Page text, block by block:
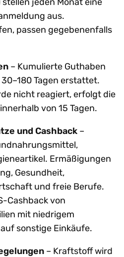
aus.
passen gegebenenfalls
– Kumulierte Guthaben
Tagen erstattet.
nicht reagiert, erfolgt die
von 15 Tagen.
und Cashback –
Ermäßigungen
Gesundheit,
und freie Berufe.
Cashback von
mit niedrigem
sonstige Einkäufe.
– Kraftstoff wird